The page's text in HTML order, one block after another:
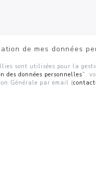
de mes données
sont utilisées pour la
des données personnelles",
Générale par email (